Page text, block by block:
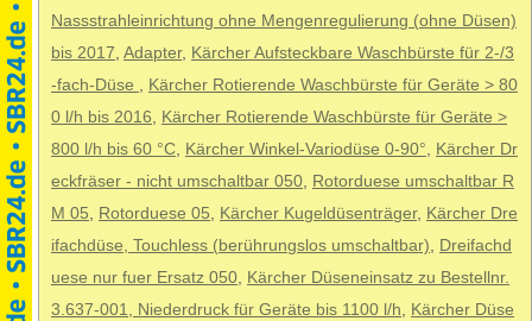
Nassstrahleinrichtung ohne Mengenregulierung (ohne Düsen)
bis 2017, Adapter, Kärcher Aufsteckbare Waschbürste für 2-/3
-fach-Düse , Kärcher Rotierende Waschbürste für Geräte > 80
0 l/h bis 2016, Kärcher Rotierende Waschbürste für Geräte >
800 l/h bis 60 °C, Kärcher Winkel-Variodüse 0-90°, Kärcher Dr
eckfräser - nicht umschaltbar 050, Rotorduese umschaltbar R
M 05, Rotorduese 05, Kärcher Kugeldüsenträger, Kärcher Dre
ifachdüse, Touchless (berührungslos umschaltbar), Dreifachd
uese nur fuer Ersatz 050, Kärcher Düseneinsatz zu Bestellnr.
3.637-001, Niederdruck für Geräte bis 1100 l/h, Kärcher Düse